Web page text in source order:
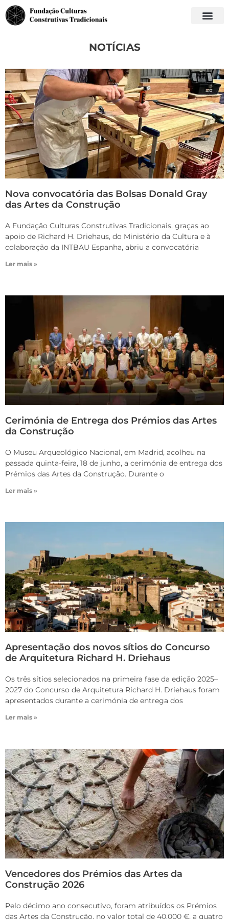
NOTÍCIAS
Nova convocatória das Bolsas Donald Gray
das Artes da Construção
A Fundação Culturas Construtivas Tradicionais, graças ao
apoio de Richard H. Driehaus, do Ministério da Cultura e à
colaboração da INTBAU Espanha, abriu a convocatória
Ler mais »
Cerimónia de Entrega dos Prémios das Artes
da Construção
O Museu Arqueológico Nacional, em Madrid, acolheu na
passada quinta-feira, 18 de junho, a cerimónia de entrega dos
Prémios das Artes da Construção. Durante o
Ler mais »
Apresentação dos novos sítios do Concurso
de Arquitetura Richard H. Driehaus
Os três sítios selecionados na primeira fase da edição 2025–
2027 do Concurso de Arquitetura Richard H. Driehaus foram
apresentados durante a cerimónia de entrega dos
Ler mais »
Vencedores dos Prémios das Artes da
Construção 2026
Pelo décimo ano consecutivo, foram atribuídos os Prémios
das Artes da Construção, no valor total de 40.000 €, a quatro